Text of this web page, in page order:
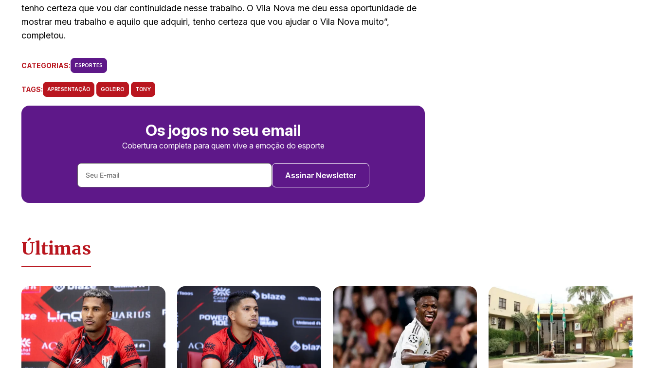
tenho certeza que vou dar continuidade nesse trabalho. O Vila Nova me deu essa oportunidade de
mostrar meu trabalho e aquilo que adquiri, tenho certeza que vou ajudar o Vila Nova muito”,
completou.
CATEGORIAS: ESPORTES
TAGS: APRESENTAÇÃO GOLEIRO TONY
Os jogos no seu email
Cobertura completa para quem vive a emoção do esporte
Assinar Newsletter
Últimas